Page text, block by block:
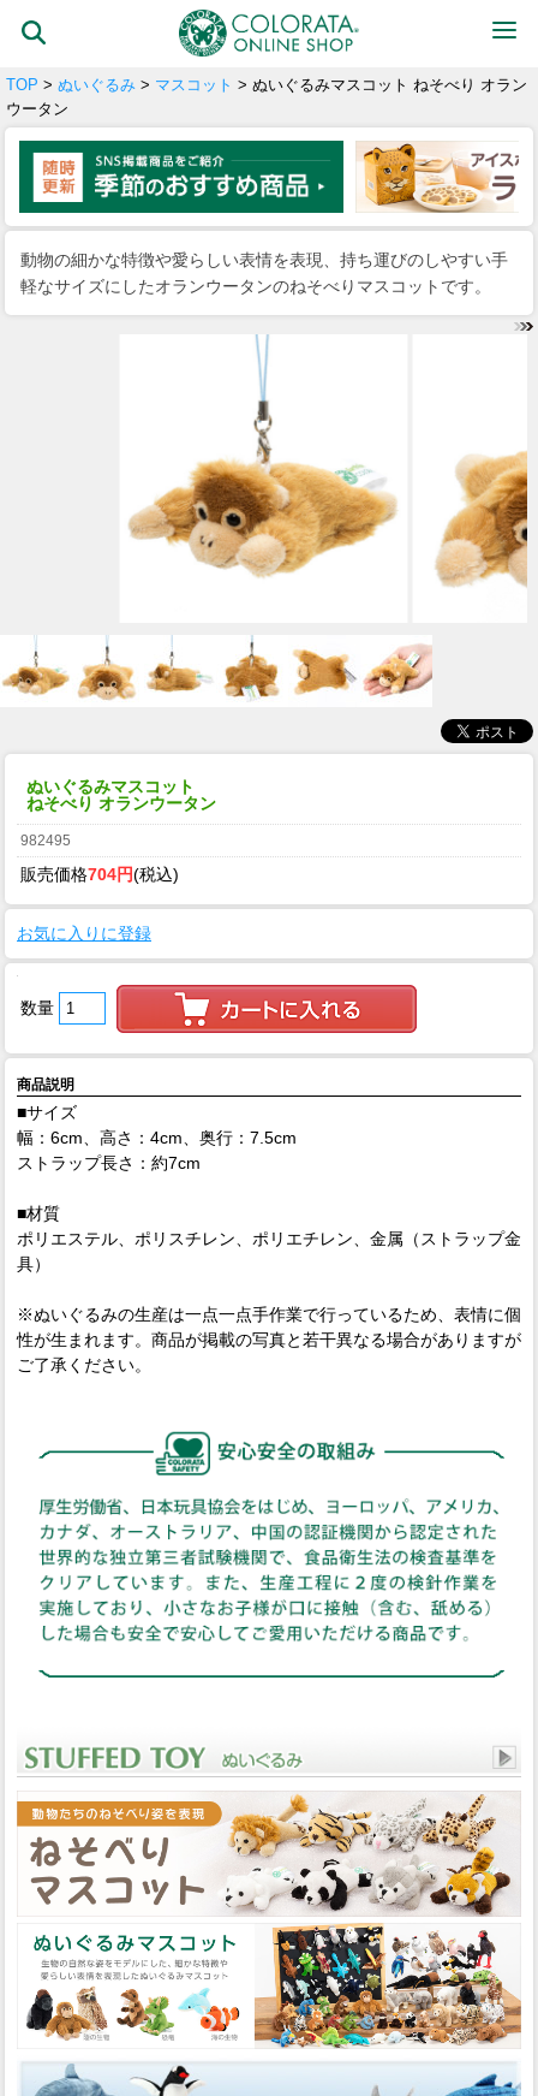
TOP > ぬいぐるみ > マスコット > ぬいぐるみマスコット ねそべり オラン
ウータン
動物の細かな特徴や愛らしい表情を表現、持ち運びのしやすい手
軽なサイズにしたオランウータンのねそべりマスコットです。
ぬいぐるみマスコット
ねそべり オランウータン
982495
販売価格704円(税込)
お気に入りに登録
数量
商品説明
■サイズ
幅：6cm、高さ：4cm、奥行：7.5cm
ストラップ長さ：約7cm
■材質
ポリエステル、ポリスチレン、ポリエチレン、金属（ストラップ金
具）
※ぬいぐるみの生産は一点一点手作業で行っているため、表情に個
性が生まれます。商品が掲載の写真と若干異なる場合がありますが
ご了承ください。